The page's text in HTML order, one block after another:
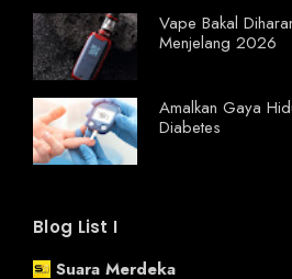
Vape Bakal
Menjelang 2026
Amalkan Gaya
Diabetes
Blog List I
Suara Merdeka